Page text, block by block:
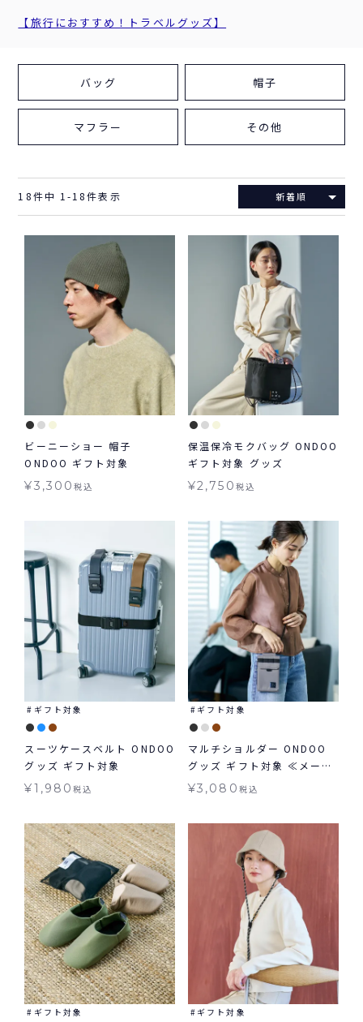
【旅行におすすめ！トラベルグッズ】
バッグ 帽子
マフラー その他
新着順
18件中 1-18件表示
ビーニーショー 帽子
ONDOO ギフト対象
¥3,300税込
保温保冷モクバッグ ONDOO
ギフト対象 グッズ
¥2,750 税込
ギフト対象
スーツケースベルト ONDOO
グッズ ギフト対象
¥1,980税込
ギフト対象
マルチショルダー ONDOO
グッズ ギフト対象 ≪メール
便対象≫
¥3,080 税込
ギフト対象 ギフト対象